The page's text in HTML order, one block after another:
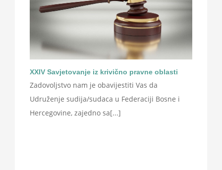
XXIV Savjetovanje iz krivično pravne oblasti
Zadovoljstvo nam je obavijestiti Vas da
Udruženje sudija/sudaca u Federaciji Bosne i
Hercegovine, zajedno sa[...]